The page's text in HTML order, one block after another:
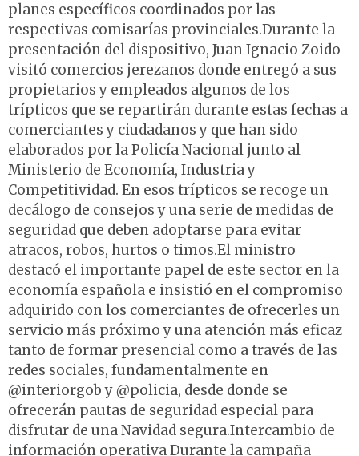
planes específicos coordinados por las
respectivas comisarías provinciales.Durante la
presentación del dispositivo, Juan Ignacio Zoido
visitó comercios jerezanos donde entregó a sus
propietarios y empleados algunos de los
trípticos que se repartirán durante estas fechas a
comerciantes y ciudadanos y que han sido
elaborados por la Policía Nacional junto al
Ministerio de Economía, Industria y
Competitividad. En esos trípticos se recoge un
decálogo de consejos y una serie de medidas de
seguridad que deben adoptarse para evitar
atracos, robos, hurtos o timos.El ministro
destacó el importante papel de este sector en la
economía española e insistió en el compromiso
adquirido con los comerciantes de ofrecerles un
servicio más próximo y una atención más eficaz
tanto de formar presencial como a través de las
redes sociales, fundamentalmente en
@interiorgob y @policia, desde donde se
ofrecerán pautas de seguridad especial para
disfrutar de una Navidad segura.Intercambio de
información operativa Durante la campaña